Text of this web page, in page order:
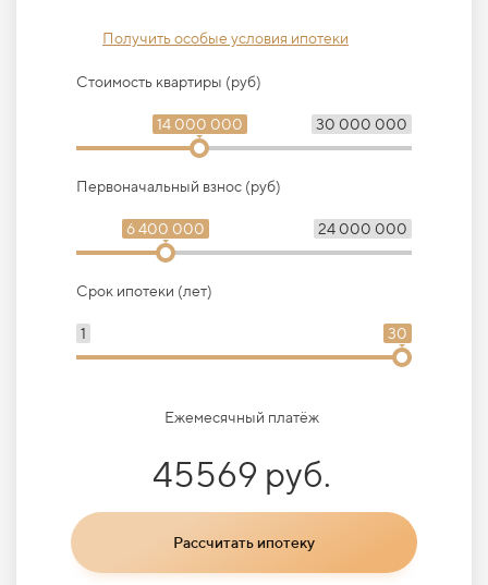
Получить особые условия ипотеки
Стоимость квартиры (руб)
30 000 000
14 000 000
Первоначальный взнос (руб)
24 000 000
6 400 000
Срок ипотеки (лет)
1 30
Ежемесячный платёж
45569 руб.
Рассчитать ипотеку